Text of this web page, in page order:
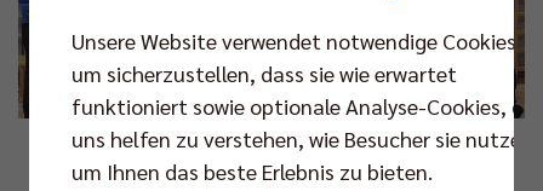
Foto: SCC JUNIORS
Unsere Website verwendet notwendige Cookies,
um sicherzustellen, dass sie wie erwartet
funktioniert sowie optionale Analyse-Cookies, die
uns helfen zu verstehen, wie Besucher sie nutzen,
um Ihnen das beste Erlebnis zu bieten.